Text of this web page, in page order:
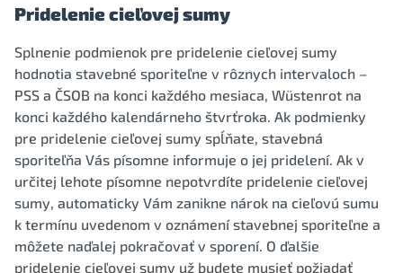
Pridelenie cieľovej sumy
Splnenie podmienok pre pridelenie cieľovej sumy
hodnotia stavebné sporiteľne v rôznych intervaloch –
PSS a ČSOB na konci každého mesiaca, Wüstenrot na
konci každého kalendárneho štvrťroka. Ak podmienky
pre pridelenie cieľovej sumy spĺňate, stavebná
sporiteľňa Vás písomne informuje o jej pridelení. Ak v
určitej lehote písomne nepotvrdíte pridelenie cieľovej
sumy, automaticky Vám zanikne nárok na cieľovú sumu
k termínu uvedenom v oznámení stavebnej sporiteľne a
môžete naďalej pokračovať v sporení. O ďalšie
pridelenie cieľovej sumy už budete musieť požiadať